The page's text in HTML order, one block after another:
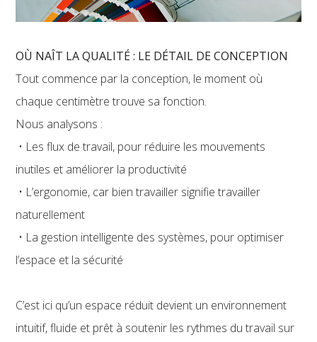
OÙ NAÎT LA QUALITÉ : LE DÉTAIL DE CONCEPTION
Tout commence par la conception, le moment où
chaque centimètre trouve sa fonction.
Nous analysons :
• Les flux de travail, pour réduire les mouvements
inutiles et améliorer la productivité
• L’ergonomie, car bien travailler signifie travailler
naturellement
• La gestion intelligente des systèmes, pour optimiser
l’espace et la sécurité
C’est ici qu’un espace réduit devient un environnement
intuitif, fluide et prêt à soutenir les rythmes du travail sur